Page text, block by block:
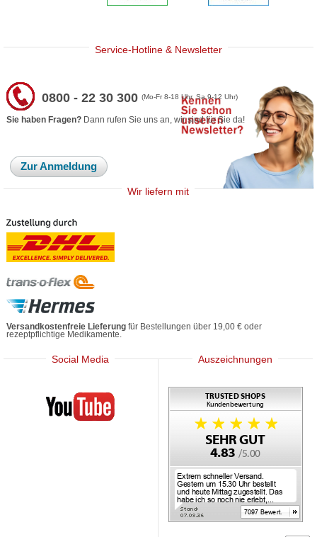
Service-Hotline & Newsletter
0800 - 22 30 300(Mo-Fr 8-18 Uhr, Sa 9-12 Uhr)
Sie haben Fragen? Dann rufen Sie uns an, wir sind für Sie da!
Zur Anmeldung
Wir liefern mit
Versandkostenfreie Lieferung für Bestellungen über 19,00 € oder
rezeptpflichtige Medikamente.
Social Media
Mediherz
Auszeichnungen